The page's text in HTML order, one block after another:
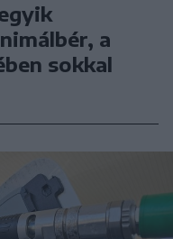
a
sokkal